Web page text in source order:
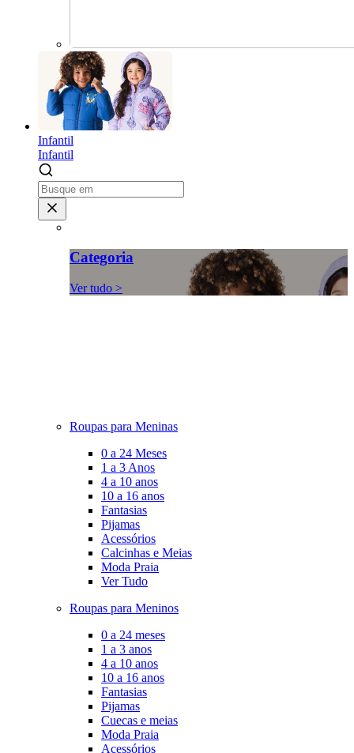
Infantil
Infantil
Categoria
Ver tudo >
Roupas para Meninas
0 a 24 Meses
1 a 3 Anos
4 a 10 anos
10 a 16 anos
Fantasias
Pijamas
Acessórios
Calcinhas e Meias
Moda Praia
Ver Tudo
Roupas para Meninos
0 a 24 meses
1 a 3 anos
4 a 10 anos
10 a 16 anos
Fantasias
Pijamas
Cuecas e meias
Moda Praia
Acessórios